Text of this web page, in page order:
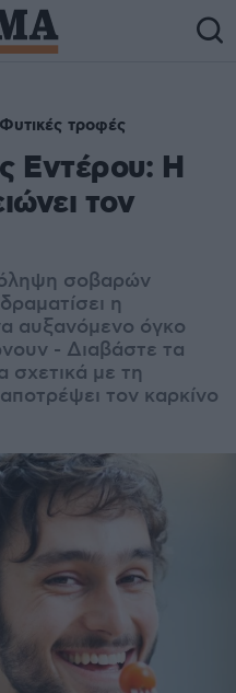
Φυτικές τροφές
Εντέρου: Η
τον
σοβαρών
η
αυξανόμενο όγκο
- Διαβάστε τα
σχετικά με τη
τον καρκίνο